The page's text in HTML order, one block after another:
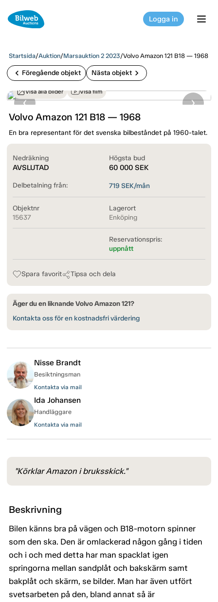
Logga in
Startsida/Auktion/Marsauktion 2 2023/Volvo Amazon 121 B18 — 1968
chevron_left Föregående objekt Nästa objekt chevron_right
Visa alla bilder Visa film
Volvo Amazon 121 B18 — 1968
En bra representant för det svenska bilbeståndet på 1960-talet.
Nedräkning
AVSLUTAD
Högsta bud
60 000 SEK
Delbetalning från: 719 SEK/mån
Objektnr
15637
Lagerort
Enköping
Reservationspris:
uppnått
Spara favorit Tipsa och dela
Äger du en liknande Volvo Amazon 121?
Kontakta oss för en kostnadsfri värdering
Nisse Brandt
Besiktningsman
Kontakta via mail
Ida Johansen
Handläggare
Kontakta via mail
"Körklar Amazon i bruksskick."
Beskrivning
Bilen känns bra på vägen och B18-motorn spinner
som den ska. Den är omlackerad någon gång i tiden
och i och med detta har man spacklat igen
springorna mellan sandplåt och bakskärm samt
bakplåt och skärm, se bilder. Man har även utfört
svetsarbeten på den, bland annat så är